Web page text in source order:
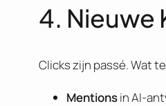
4. Nieuwe
Clicks zijn passé. Wat
Mentionsin AI-